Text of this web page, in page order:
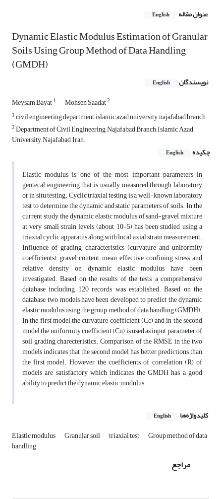
عنوان مقاله English
Dynamic Elastic Modulus Estimation of Granular
Soils Using Group Method of Data Handling
(GMDH)
نویسندگان English
Meysam Bayat1 Mohsen Saadat2
1civil engineering department, islamic azad university, najafabad branch
2Department of Civil Engineering, Najafabad Branch, Islamic Azad
University, Najafabad, Iran.
چکیده
English
Elastic modulus is one of the most important parameters in
geotecal engineering that is usually measured through laboratory
or in situ testing. Cyclic triaxial testing is a well-known laboratory
test to determine the dynamic and static parameters of soils. In the
current study, the dynamic elastic modulus of sand-gravel mixture
at very small strain levels (about 10-5) has been studied using a
triaxial cyclic apparatus along with local axial strain measurement.
Influence of grading characteristics (curvature and uniformity
coefficients), gravel content, mean effective confining stress and
relative density on dynamic elastic modulus have been
investigated. Based on the results of the tests, a comprehensive
database including 120 records was established. Based on the
database, two models have been developed to predict the dynamic
elastic modulus using the group method of data handling (GMDH).
In the first model the curvature coefficient (Cc) and in the second
model the uniformity coefficient (Cu) is used as input parameter of
soil grading charecteristics. Comparison of the RMSE in the two
models indicates that the second model has better predictions than
the first model. However, the coefficients of correlation (R) of
models are satisfactory which indicates the GMDH has a good
ability to predict the dynamic elastic modulus.
کلیدواژه‌ها English
Elastic modulus Granular soil triaxial test Group method of data
handling
مراجع